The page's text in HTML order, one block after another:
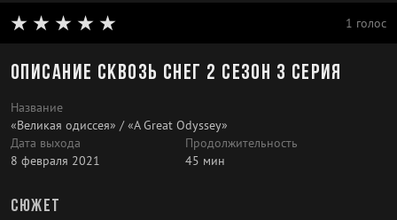
1 голос
Описание Сквозь снег 2 сезон 3 серия
Название
«Великая одиссея» / «A Great Odyssey»
Дата выхода
8 февраля 2021
Продолжительность
45 мин
Сюжет